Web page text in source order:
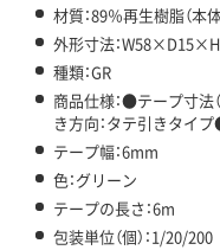
材質：89％再生樹脂（本
外形寸法：
種類：GR
商品仕様：●テープ寸法
き方向：タテ引きタイ
テープ幅：6mm
色：グリーン
テープの長さ：6m
包装単位（個）：1/20/200